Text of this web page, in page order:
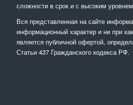
сложности в срок и с высоким
Вся представленная на сайте
информационный характер и ни при
является публичной офертой,
Статьи 437 Гражданского кодекса РФ.